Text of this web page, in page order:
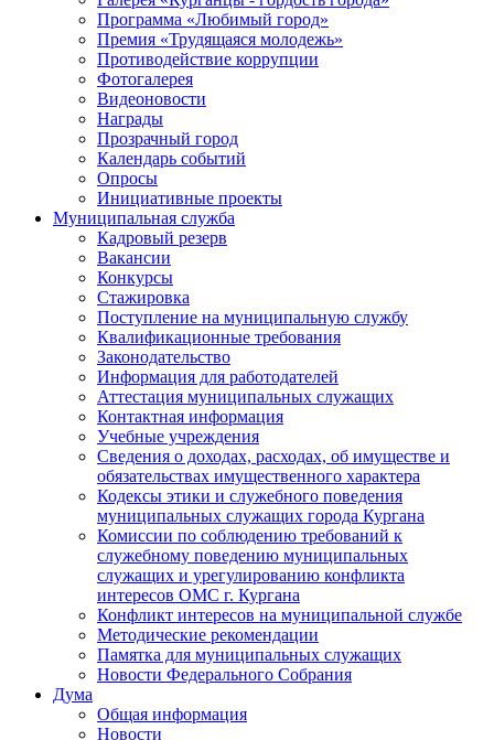
Программа «Любимый город»
Премия «Трудящаяся молодежь»
Противодействие коррупции
Фотогалерея
Видеоновости
Награды
Прозрачный город
Календарь событий
Опросы
Инициативные проекты
Муниципальная служба
Кадровый резерв
Вакансии
Конкурсы
Стажировка
Поступление на муниципальную службу
Квалификационные требования
Законодательство
Информация для работодателей
Аттестация муниципальных служащих
Контактная информация
Учебные учреждения
Сведения о доходах, расходах, об имуществе и
обязательствах имущественного характера
Кодексы этики и служебного поведения
муниципальных служащих города Кургана
Комиссии по соблюдению требований к
служебному поведению муниципальных
служащих и урегулированию конфликта
интересов ОМС г. Кургана
Конфликт интересов на муниципальной службе
Методические рекомендации
Памятка для муниципальных служащих
Новости Федерального Cобрания
Дума
Общая информация
Новости